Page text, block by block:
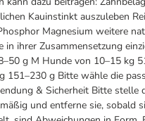
Kauinstinkt auszuleben
Magnesium weitere
in ihrer Zusammensetzung
g M Hunde von 10–15 kg
g Bitte wähle die
& Sicherheit Bitte
und entferne sie, sobald